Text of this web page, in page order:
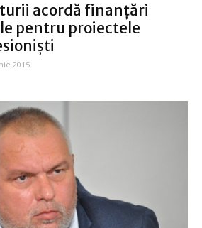
acordă finanţări
pentru proiectele
2015